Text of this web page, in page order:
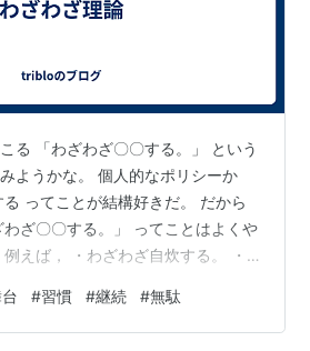
る 「わざわざ〇〇する。」 という
ようかな。 個人的なポリシーか
ってことが結構好きだ。 だから
ざ〇〇する。」 ってことはよくや
えば， ・わざわざ自炊する。 ・
える。 ・わざわざワックス掛けを
遠回りして家に帰る。 などなど。
#習慣 #継続 #無駄